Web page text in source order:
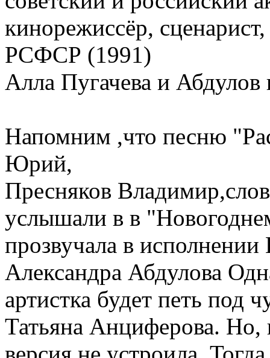
кинорежиссёр,
РСФСР (1991)
Алла Пугачева и Абдулов
Напомним ,что песню
Юрий,
Пресняков
услышали в в
прозвучала в
Александра Абдулова
артистка будет петь под
Татьяна Анциферова. Но,